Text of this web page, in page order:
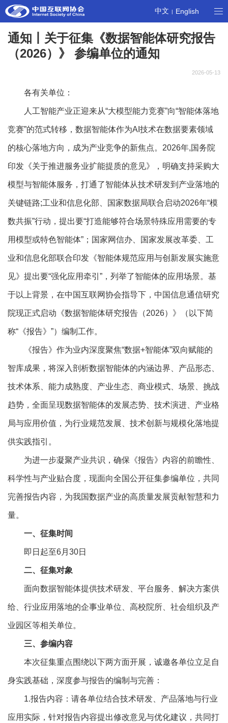
中文 | English
通知丨关于征集《数据智能体研究报告
（2026）》 参编单位的通知
2026-05-13
各有关单位：
人工智能产业正迎来从“大模型能力竞赛”向“智能体落地
竞赛”的范式转移，数据智能体作为AI技术在数据要素领域
的核心落地方向，成为产业竞争的新焦点。2026年,国务院
印发《关于推进服务业扩能提质的意见》，明确支持采购大
模型与智能体服务，打通了智能体从技术研发到产业落地的
关键链路;工业和信息化部、国家数据局联合启动2026年“模
数共振”行动，提出要“打造能够符合场景特殊应用需要的专
用模型或特色智能体”；国家网信办、国家发展改革委、工
业和信息化部联合印发《智能体规范应用与创新发展实施意
见》提出要“强化应用牵引”，列举了智能体的应用场景。基
于以上背景，在中国互联网协会指导下，中国信息通信研究
院现正式启动《数据智能体研究报告（2026）》（以下简
称“《报告》”）编制工作。
《报告》作为业内深度聚焦“数据+智能体”双向赋能的
智库成果，将深入剖析数据智能体的内涵边界、产品形态、
技术体系、能力成熟度、产业生态、商业模式、场景、挑战
趋势，全面呈现数据智能体的发展态势、技术演进、产业格
局与应用价值，为行业规范发展、技术创新与规模化落地提
供实践指引。
为进一步凝聚产业共识，确保《报告》内容的前瞻性、
科学性与产业贴合度，现面向全国公开征集参编单位，共同
完善报告内容，为我国数据产业的高质量发展贡献智慧和力
量。
一、征集时间
即日起至6月30日
二、征集对象
面向数据智能体提供技术研发、平台服务、解决方案供
给、行业应用落地的企事业单位、高校院所、社会组织及产
业园区等相关单位。
三、参编内容
本次征集重点围绕以下两方面开展，诚邀各单位立足自
身实践基础，深度参与报告的编制与完善：
1.报告内容：请各单位结合技术研发、产品落地与行业
应用实际，针对报告内容提出修改意见与优化建议，共同打